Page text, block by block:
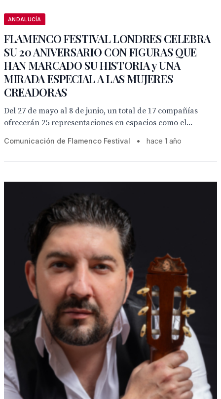
ANDALUCÍA
FLAMENCO FESTIVAL LONDRES CELEBRA
SU 20 ANIVERSARIO CON FIGURAS QUE
HAN MARCADO SU HISTORIA y UNA
MIRADA ESPECIAL A LAS MUJERES
CREADORAS
Del 27 de mayo al 8 de junio, un total de 17 compañías
ofrecerán 25 representaciones en espacios como el...
Comunicación de Flamenco Festival • hace 1 año